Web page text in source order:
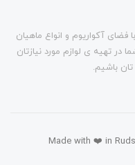
آکواریوم و انواع ماهیان
در تهیه ی لوازم مورد نیازتان
باشیم.
Made with ❤️ in